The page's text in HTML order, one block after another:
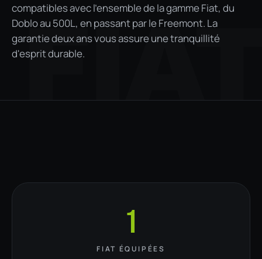
compatibles avec l'ensemble de la gamme Fiat, du
Doblo au 500L, en passant par le Freemont. La
garantie deux ans vous assure une tranquillité
d'esprit durable.
1
FIAT ÉQUIPÉES